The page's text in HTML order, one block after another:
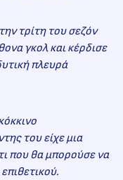
τρίτη του σεζόν
γκολ και κέρδισε
πλευρά
του είχε μια
που θα μπορούσε να